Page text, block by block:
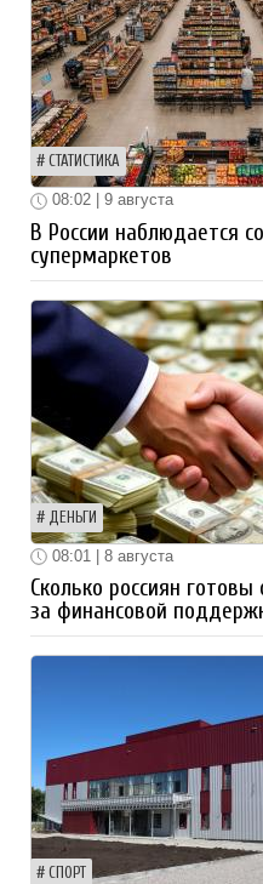
СТАТИСТИКА
08:02 | 9 августа
В России наблюдается
супермаркетов
ДЕНЬГИ
08:01 | 8 августа
Сколько россиян
за финансовой
СПОРТ